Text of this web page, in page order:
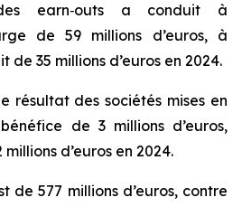
earn‑outs a conduit à
de 59 millions d’euros, à
35 millions d’euros en 2024.
résultat des sociétés mises en
de 3 millions d’euros,
d’euros en 2024.
de 577 millions d’euros, contre